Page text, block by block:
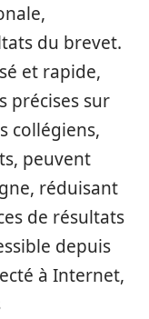
du brevet.
et rapide,
précises sur
collégiens,
peuvent
réduisant
de résultats
depuis
à Internet,